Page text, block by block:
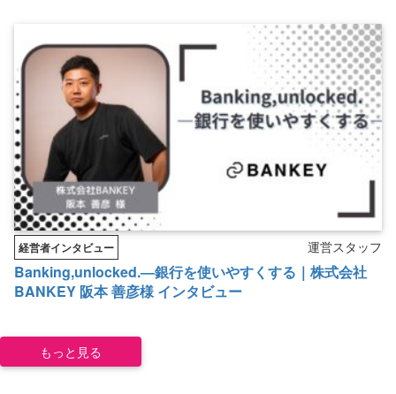
経営者インタビュー 運営スタッフ
Banking,unlocked.―銀行を使いやすくする｜株式会社
BANKEY 阪本 善彦様 インタビュー
もっと見る